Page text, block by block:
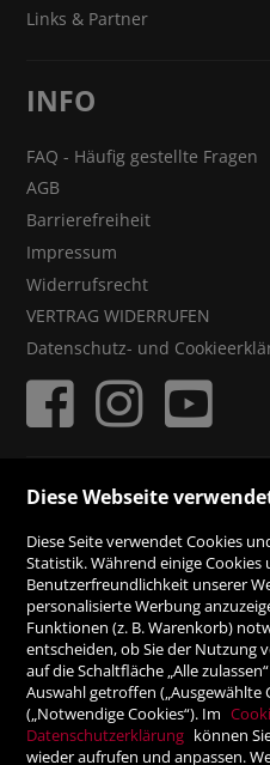
Links & Partner
INFO
FAQ - Häufig gestellte Fragen
AGB
Barrierefreiheit
Impressum
Widerrufsrecht
VERTRAG WIDERRUFEN
Datenschutz- und
Vorauskasse
SICHER ONLINE
Diese Webseite
Diese Seite verwendet Cookies
Statistik. Während einige Cookies
Benutzerfreundlichkeit unserer
personalisierte Werbung
Funktionen (z. B. Warenkorb)
entscheiden, ob Sie der Nutzung
auf die Schaltfläche „Alle
Auswahl getroffen („Ausgewählte
(„Notwendige Cookies“). Im
Datenschutzerklärung können
wieder aufrufen und anpassen.